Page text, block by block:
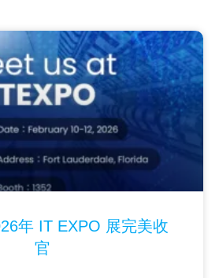
年 IT EXPO 展完美收
官